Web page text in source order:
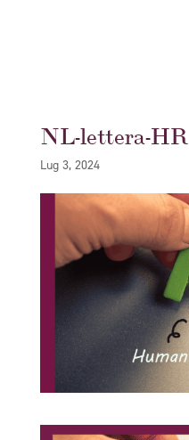
NL-lettera-HR
Lug 3, 2024